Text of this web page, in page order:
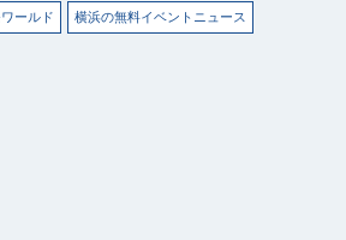
ールド 横浜の無料イベントニュース